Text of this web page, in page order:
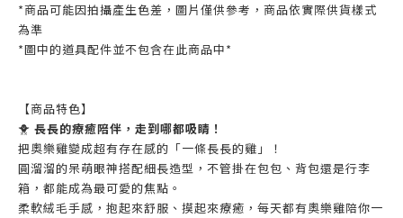
*商品可能因拍攝產生色差，圖片僅供參考，商品依實際供貨樣式
為準
*圖中的道具配件並不包含在此商品中*
【商品特色】
🐥 長長的療癒陪伴，走到哪都吸睛！
把奧樂雞變成超有存在感的「一條長長的雞」！
圓溜溜的呆萌眼神搭配細長造型，不管掛在包包、背包還是行李
箱，都能成為最可愛的焦點。
柔軟絨毛手感，抱起來舒服、摸起來療癒，每天都有奧樂雞陪你一